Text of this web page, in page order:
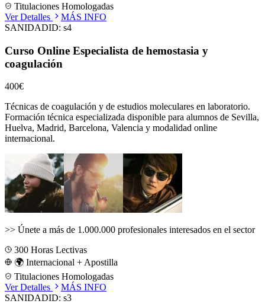
Titulaciones Homologadas
Ver Detalles
MÁS INFO
SANIDADID: s4
Curso Online Especialista de hemostasia y
coagulación
400€
Técnicas de coagulación y de estudios moleculares en laboratorio.
Formación técnica especializada disponible para alumnos de Sevilla,
Huelva, Madrid, Barcelona, Valencia y modalidad online
internacional.
>> Únete a más de 1.000.000 profesionales interesados en el sector
300 Horas Lectivas
🌍 Internacional + Apostilla
Titulaciones Homologadas
Ver Detalles
MÁS INFO
SANIDADID: s3